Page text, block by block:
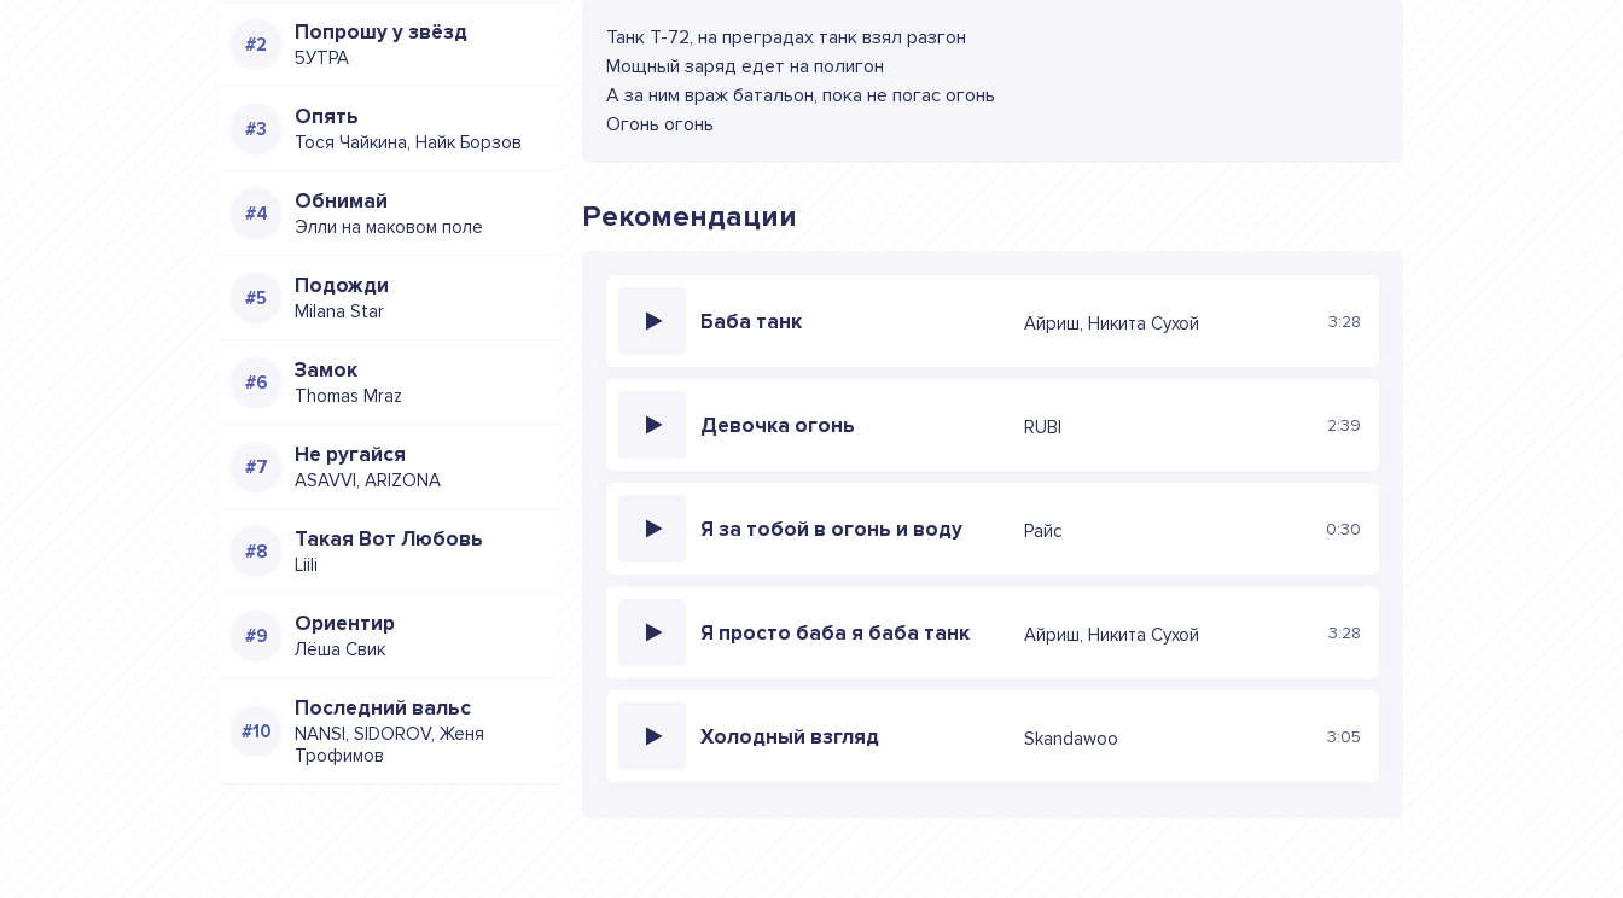
Попрошу у звёзд
5УТРА
Опять
Тося Чайкина, Найк Борзов
Обнимай
Элли на маковом поле
Подожди
Milana Star
Замок
Thomas Mraz
Не ругайся
ASAVVI, ARIZONA
Такая Вот Любовь
Liili
Ориентир
Лёша Свик
Последний вальс
NANSI, SIDOROV, Женя
Трофимов
Танк Т-72, на преградах танк взял разгон
Мощный заряд едет на полигон
А за ним враж батальон, пока не погас огонь
Огонь огонь
Рекомендации
Баба танк Айриш, Никита Сухой 3:28
Девочка огонь RUBI 2:39
Я за тобой в огонь и воду Райс 0:30
Я просто баба я баба танк Айриш, Никита Сухой 3:28
Холодный взгляд Skandawoo 3:05